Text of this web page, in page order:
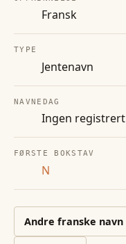
Fransk
TYPE
Jentenavn
NAVNEDAG
Ingen registrert
FØRSTE BOKSTAV
N
Andre franske navn